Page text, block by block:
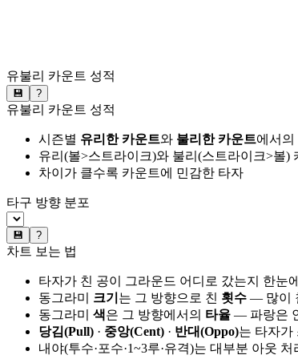
유불리 카운트 성적
💾 ?
유불리 카운트 성적
시즌별 유리한 카운트와 불리한 카운트에서의
유리(볼>스트라이크)와 불리(스트라이크>볼)
차이가 클수록 카운트에 민감한 타자
타구 방향 분포
💾 ?
차트 보는 법
타자가 친 공이 그라운드 어디로 갔는지 한눈
동그라미 크기 는 그 방향으로 친 횟수 — 많이
동그라미 색은 그 방향에서의 타율 — 파랑은
당김(Pull) · 중앙(Cent) · 반대(Oppo)는 타자가
내야(투수·포수·1~3루·유격)는 대부분 아웃